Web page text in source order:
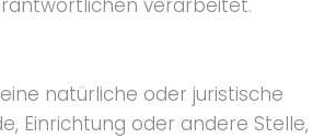
natürliche oder juristische
Einrichtung oder andere Stelle,